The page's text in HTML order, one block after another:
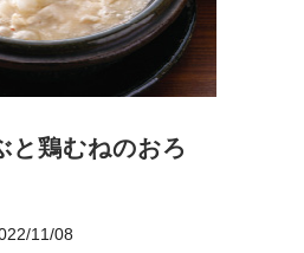
と鶏むねのおろ
11/08